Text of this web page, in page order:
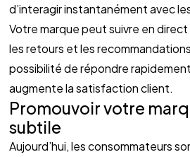
d’interagir instantanément avec
Votre marque peut suivre en
les retours et les
possibilité de répondre
augmente la satisfaction client.
Promouvoir votre
subtile
Aujourd’hui, les consommateurs